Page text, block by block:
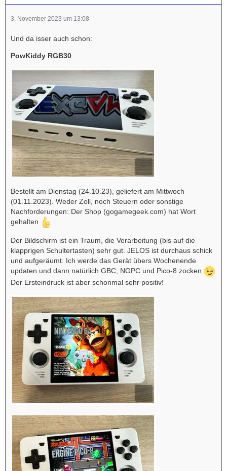
3. November 2023 um 13:08
Und da isser auch schon:
PowKiddy RGB30
Bestellt am Dienstag (24.10.23), geliefert am Mittwoch
(01.11.2023). Weder Zoll, noch Steuern oder sonstige
Nachforderungen: Der Shop (gogamegeek.com) hat Wort
gehalten
Der Bildschirm ist ein Traum, die Verarbeitung (bis auf die
klapprigen Schultertasten) sehr gut. JELOS ist durchaus schick
und aufgeräumt. Ich werde das Gerät übers Wochenende
updaten und dann natürlich GBC, NGPC und Pico-8 zocken
Der Ersteindruck ist aber schonmal sehr positiv!